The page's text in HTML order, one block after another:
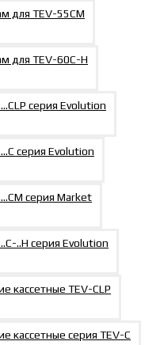
для TEV-55СM
для TEV-60С-Н
серия Evolution
серия Evolution
серия Market
..H серия Evolution
кассетные TEV-CLP
кассетные серия TEV-C